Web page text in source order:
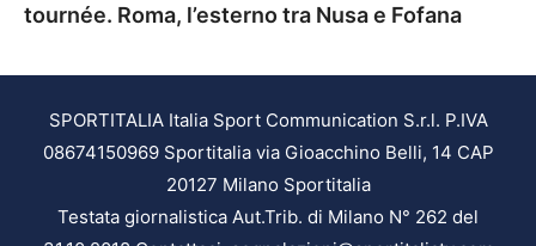
tournée. Roma, l’esterno tra Nusa e Fofana
SPORTITALIA Italia Sport Communication S.r.l. P.IVA
08674150969 Sportitalia via Gioacchino Belli, 14 CAP
20127 Milano Sportitalia
Testata giornalistica Aut.Trib. di Milano N° 262 del